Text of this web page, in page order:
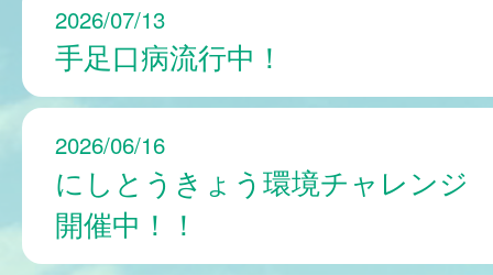
2026/07/13
手足口病流行中！
2026/06/16
にしとうきょう環境チャレンジ
開催中！！